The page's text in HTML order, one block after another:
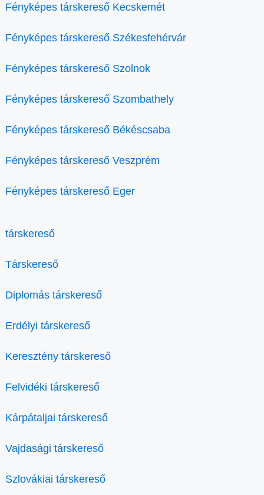
Fényképes társkereső Kecskemét
Fényképes társkereső Székesfehérvár
Fényképes társkereső Szolnok
Fényképes társkereső Szombathely
Fényképes társkereső Békéscsaba
Fényképes társkereső Veszprém
Fényképes társkereső Eger
társkereső
Társkereső
Diplomás társkereső
Erdélyi társkereső
Keresztény társkereső
Felvidéki társkereső
Kárpátaljai társkereső
Vajdasági társkereső
Szlovákiai társkereső